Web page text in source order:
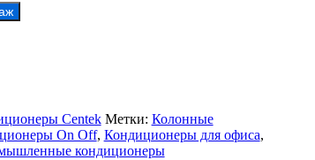
Centek Метки: Колонные
On Off, Кондиционеры для офиса,
кондиционеры